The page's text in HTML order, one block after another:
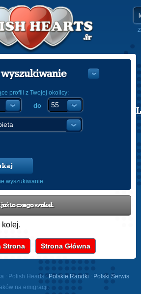
POLISH
wyszukiwanie
profili z Twojej okolicy:
do
wyszukiwanie
to czego szukał.
kolej.
Strona Strona Główna
: Polish Hearts : Polskie Randki : Polski Serwis
na emigracji.